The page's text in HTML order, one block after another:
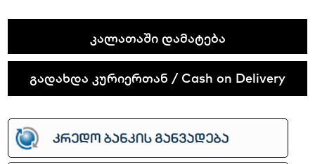
Tekno
quantity
ᲙᲐᲚᲐᲗᲐᲨᲘ ᲓᲐᲛᲐᲢᲔᲑᲐ
გადახდა კურიერთან / Cash on Delivery